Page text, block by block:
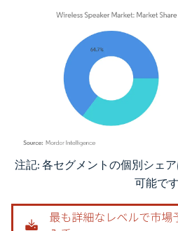
画像 © Mordor Intelligence。再利用には
注記: 各セグメントの個別シェ
可能です